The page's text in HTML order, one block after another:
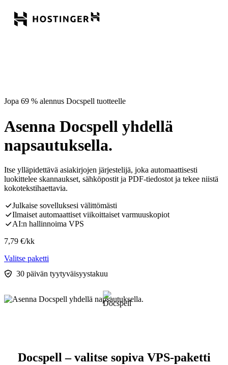
Jopa 69 % alennus Docspell tuotteelle
Asenna Docspell yhdellä
napsautuksella.
Itse ylläpidettävä asiakirjojen järjestelijä, joka automaattisesti
luokittelee skannaukset, sähköpostit ja PDF-tiedostot ja tekee niistä
kokotekstihaettavia.
Julkaise sovelluksesi välittömästi
Ilmaiset automaattiset viikoittaiset varmuuskopiot
AI:n hallinnoima VPS
7,79 €/kk
Valitse paketti
30 päivän tyytyväisyystakuu
Docspell – valitse sopiva VPS-paketti